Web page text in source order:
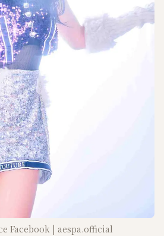
Facebook | aespa.official